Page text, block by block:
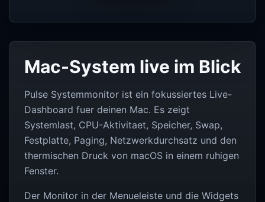
Mac-System live im Blick
Pulse Systemmonitor ist ein fokussiertes Live-
Dashboard fuer deinen Mac. Es zeigt
Systemlast, CPU-Aktivitaet, Speicher, Swap,
Festplatte, Paging, Netzwerkdurchsatz und den
thermischen Druck von macOS in einem ruhigen
Fenster.
Der Monitor in der Menueleiste und die Widgets